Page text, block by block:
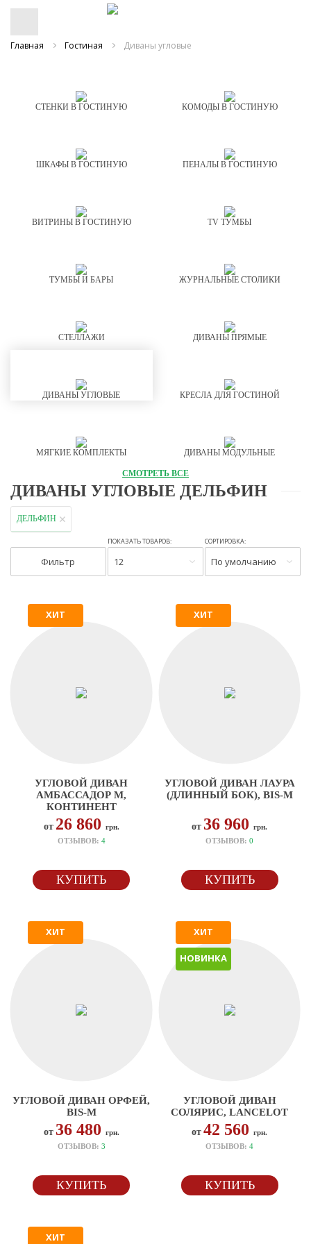
Главная Гостиная Диваны угловые
СТЕНКИ В ГОСТИНУЮ КОМОДЫ В ГОСТИНУЮ
ШКАФЫ В ГОСТИНУЮ ПЕНАЛЫ В ГОСТИНУЮ
ВИТРИНЫ В ГОСТИНУЮ TV ТУМБЫ
ТУМБЫ И БАРЫ ЖУРНАЛЬНЫЕ СТОЛИКИ
СТЕЛЛАЖИ ДИВАНЫ ПРЯМЫЕ
ДИВАНЫ УГЛОВЫЕ КРЕСЛА ДЛЯ ГОСТИНОЙ
МЯГКИЕ КОМПЛЕКТЫ ДИВАНЫ МОДУЛЬНЫЕ
СМОТРЕТЬ ВСЕ
ДИВАНЫ УГЛОВЫЕ ДЕЛЬФИН
ДЕЛЬФИН
Фильтр
ПОКАЗАТЬ ТОВАРОВ:
12
СОРТИРОВКА:
По умолчанию
ХИТ
УГЛОВОЙ ДИВАН
АМБАССАДОР М,
КОНТИНЕНТ
от 26 860 грн.
ОТЗЫВОВ: 4
КУПИТЬ
ХИТ
УГЛОВОЙ ДИВАН ЛАУРА
(ДЛИННЫЙ БОК), BIS-M
от 36 960грн.
ОТЗЫВОВ:0
КУПИТЬ
ХИТ
УГЛОВОЙ ДИВАН ОРФЕЙ,
BIS-M
от 36 480 грн.
ОТЗЫВОВ: 3
КУПИТЬ
ХИТ
НОВИНКА
УГЛОВОЙ ДИВАН
СОЛЯРИС, LANCELOT
от 42 560грн.
ОТЗЫВОВ:4
КУПИТЬ
ХИТ